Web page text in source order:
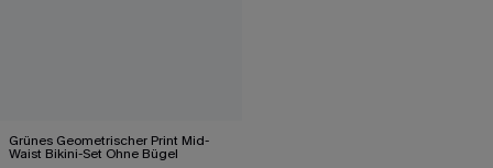
Grünes Geometrischer Print Mid-
Waist Bikini-Set Ohne Bügel